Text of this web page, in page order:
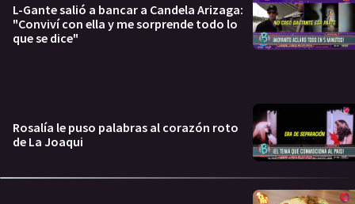
L-Gante salió a bancar a Candela Arizaga:
"Conviví con ella y me sorprende todo lo
que se dice"
Rosalía le puso palabras al corazón roto
de La Joaqui